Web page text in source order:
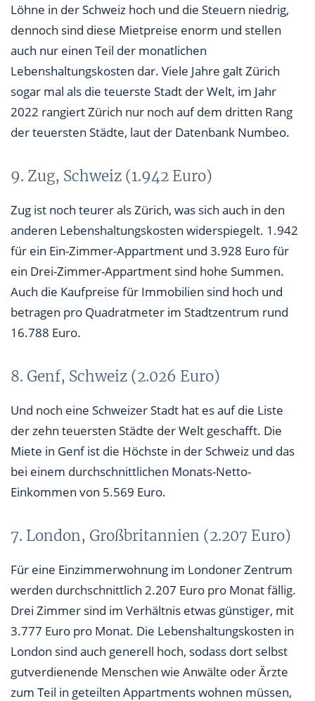
Löhne in der Schweiz hoch und die Steuern niedrig,
dennoch sind diese Mietpreise enorm und stellen
auch nur einen Teil der monatlichen
Lebenshaltungskosten dar. Viele Jahre galt Zürich
sogar mal als die teuerste Stadt der Welt, im Jahr
2022 rangiert Zürich nur noch auf dem dritten Rang
der teuersten Städte, laut der Datenbank Numbeo.
9. Zug, Schweiz (1.942 Euro)
Zug ist noch teurer als Zürich, was sich auch in den
anderen Lebenshaltungskosten widerspiegelt. 1.942
für ein Ein-Zimmer-Appartment und 3.928 Euro für
ein Drei-Zimmer-Appartment sind hohe Summen.
Auch die Kaufpreise für Immobilien sind hoch und
betragen pro Quadratmeter im Stadtzentrum rund
16.788 Euro.
8. Genf, Schweiz (2.026 Euro)
Und noch eine Schweizer Stadt hat es auf die Liste
der zehn teuersten Städte der Welt geschafft. Die
Miete in Genf ist die Höchste in der Schweiz und das
bei einem durchschnittlichen Monats-Netto-
Einkommen von 5.569 Euro.
7. London, Großbritannien (2.207 Euro)
Für eine Einzimmerwohnung im Londoner Zentrum
werden durchschnittlich 2.207 Euro pro Monat fällig.
Drei Zimmer sind im Verhältnis etwas günstiger, mit
3.777 Euro pro Monat. Die Lebenshaltungskosten in
London sind auch generell hoch, sodass dort selbst
gutverdienende Menschen wie Anwälte oder Ärzte
zum Teil in geteilten Appartments wohnen müssen,